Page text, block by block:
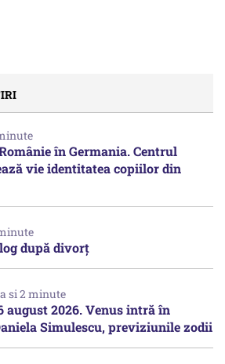
în Germania. Centrul
vie identitatea copiilor din
după divorț
si 2 minute
august 2026. Venus intră în
Simulescu, previziunile zodii